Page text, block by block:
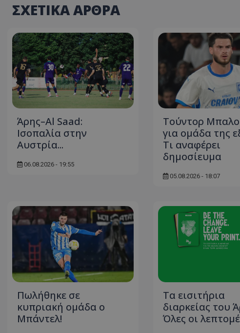
ΣΧΕΤΙΚΑ ΑΡΘΡΑ
Άρης–Al Saad:
Ισοπαλία στην
Αυστρία...
06.08.2026 - 19:55
Τούντορ
για ομάδα της
Τι αναφέρει
δημοσίευμα
05.08.2026 - 18:07
Πωλήθηκε σε
κυπριακή ομάδα ο
Μπάντελ!
Τα εισιτήρια
διαρκείας του
Όλες οι